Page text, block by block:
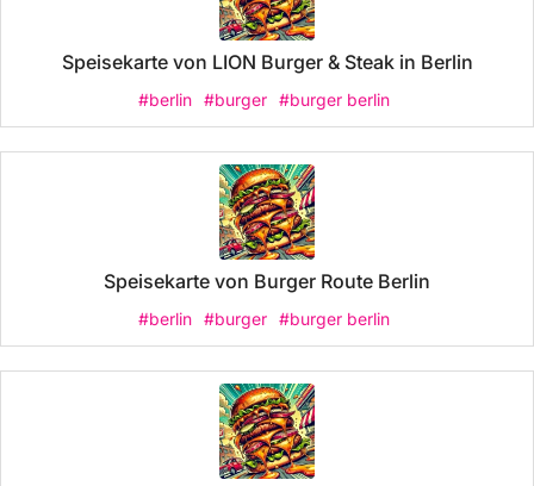
Speisekarte von LION Burger & Steak in Berlin
#berlin #burger #burger berlin
Speisekarte von Burger Route Berlin
#berlin #burger #burger berlin